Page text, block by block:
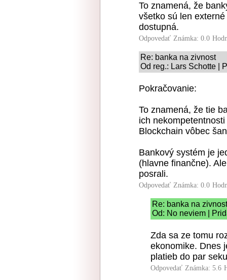
To znamená, že
všetko sú len
dostupná.
Odpovedať Známka: 0.0
Re: banka na zivnost
Od reg.: Lars Schotte |
Pokračovanie:
To znamená, že tie
ich
Blockchain vôbec
Bankový systém je
(hlavne finančne).
posrali.
Odpovedať Známka: 0.0
Re: banka na zivnost
Od: No neviem |
Zda sa ze tomu
ekonomike. Dnes
platieb do par
Odpovedať Známka: 5.6